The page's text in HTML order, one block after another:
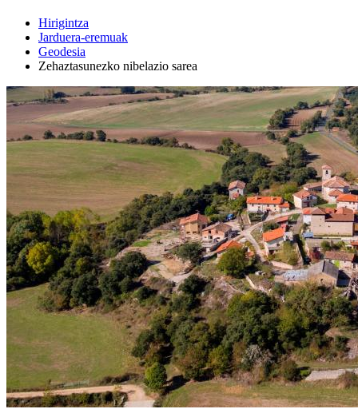
Hirigintza
Jarduera-eremuak
Geodesia
Zehaztasunezko nibelazio sarea